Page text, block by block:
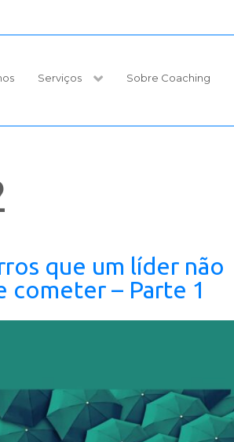
Serviços Sobre Coaching
que um líder não
cometer – Parte 1